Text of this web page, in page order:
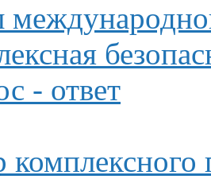
- ответ